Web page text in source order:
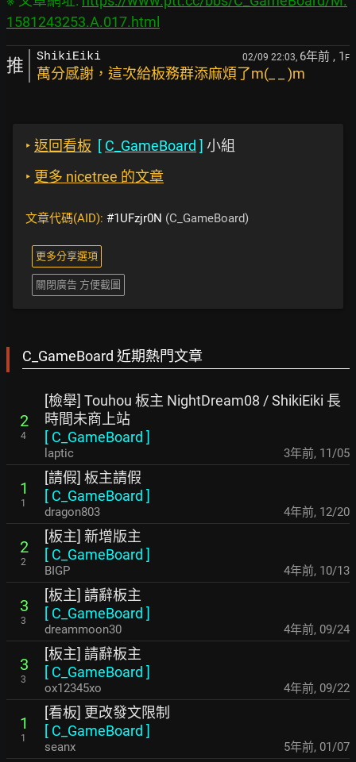
1581243253.A.017.html
推 ShikiEiki 02/09 22:03, 6年前 , 1 F
萬分感謝，這次給板務群添麻煩了m(_ _ )m
‣ 返回看板 [ C_GameBoard ] 小組
‣ 更多 nicetree 的文章
文章代碼(AID): #1UFzjr0N (C_GameBoard)
更多分享選項
關閉廣告 方便截圖
C_GameBoard 近期熱門文章
2
4
[檢舉] Touhou 板主 NightDream08 / ShikiEiki 長
時間未商上站
[ C_GameBoard ]
laptic 3年前, 11/05
1
1
[請假] 板主請假
[ C_GameBoard ]
dragon803 4年前, 12/20
2
2
[板主] 新增版主
[ C_GameBoard ]
BIGP 4年前, 10/13
3
3
[板主] 請辭板主
[ C_GameBoard ]
dreammoon30 4年前, 09/24
3
3
[板主] 請辭板主
[ C_GameBoard ]
ox12345xo 4年前, 09/22
1
1
[看板] 更改發文限制
[ C_GameBoard ]
seanx 5年前, 01/07